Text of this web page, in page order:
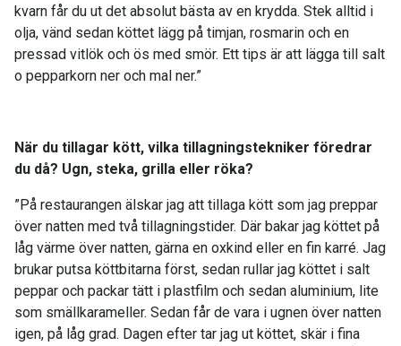
kvarn får du ut det absolut bästa av en krydda. Stek alltid i
olja, vänd sedan köttet lägg på timjan, rosmarin och en
pressad vitlök och ös med smör. Ett tips är att lägga till salt
o pepparkorn ner och mal ner.”
När du tillagar kött, vilka tillagningstekniker föredrar
du då? Ugn, steka, grilla eller röka?
”På restaurangen älskar jag att tillaga kött som jag preppar
över natten med två tillagningstider. Där bakar jag köttet på
låg värme över natten, gärna en oxkind eller en fin karré. Jag
brukar putsa köttbitarna först, sedan rullar jag köttet i salt
peppar och packar tätt i plastfilm och sedan aluminium, lite
som smällkarameller. Sedan får de vara i ugnen över natten
igen, på låg grad. Dagen efter tar jag ut köttet, skär i fina